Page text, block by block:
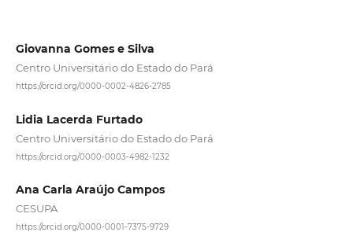
Giovanna Gomes e Silva
Centro Universitário do Estado do Pará
https://orcid.org/0000-0002-4826-2785
Lidia Lacerda Furtado
Centro Universitário do Estado do Pará
https://orcid.org/0000-0003-4982-1232
Ana Carla Araújo Campos
CESUPA
https://orcid.org/0000-0001-7375-9729